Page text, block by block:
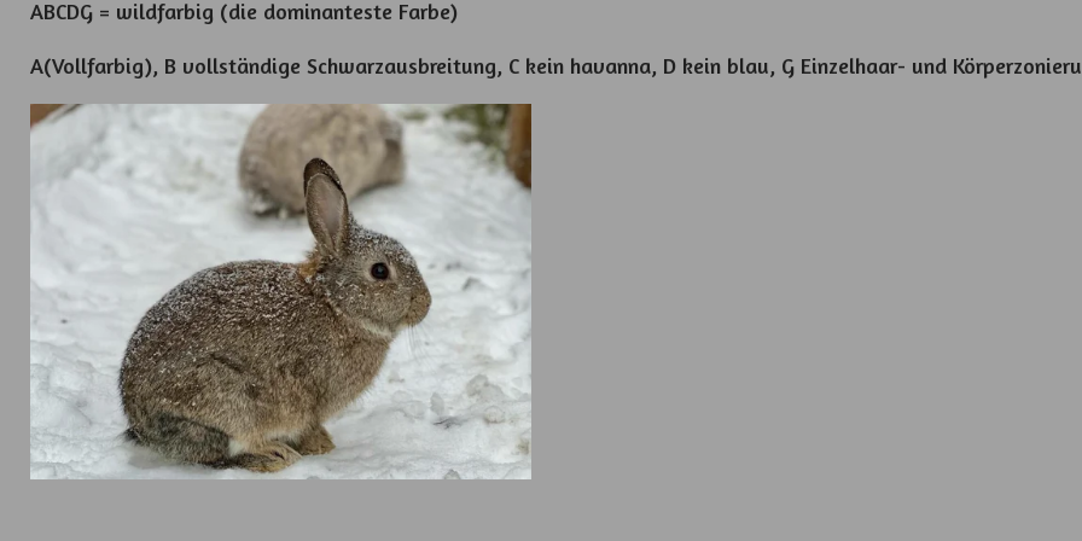
ABCDG = wildfarbig (die dominanteste Farbe)
A(Vollfarbig), B vollständige Schwarzausbreitung, C kein havanna, D kein blau, G Einzelhaar- und